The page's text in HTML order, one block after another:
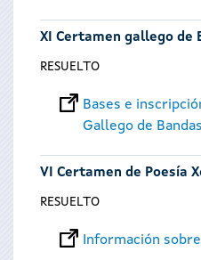
XI Certamen gallego de
RESUELTO
Bases e
Gallego de
VI Certamen de Poesía
RESUELTO
Información